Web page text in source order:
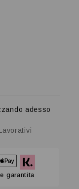
adesso
garantita